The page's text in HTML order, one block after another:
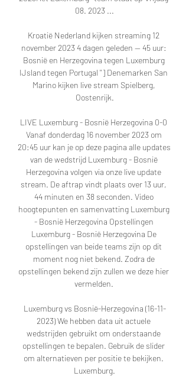
08. 2023 ...
Kroatië Nederland kijken streaming 12
november 2023 4 dagen geleden — 45 uur:
Bosnië en Herzegovina tegen Luxemburg
IJsland tegen Portugal ''] Denemarken San
Marino kijken live stream Spielberg,
Oostenrijk.
LIVE Luxemburg - Bosnië Herzegovina 0-0
Vanaf donderdag 16 november 2023 om
20:45 uur kan je op deze pagina alle updates
van de wedstrijd Luxemburg - Bosnië
Herzegovina volgen via onze live update
stream. De aftrap vindt plaats over 13 uur,
44 minuten en 38 seconden. Video
hoogtepunten en samenvatting Luxemburg
- Bosnië Herzegovina Opstellingen
Luxemburg - Bosnië Herzegovina De
opstellingen van beide teams zijn op dit
moment nog niet bekend. Zodra de
opstellingen bekend zijn zullen we deze hier
vermelden.
Luxemburg vs Bosnië-Herzegovina (16-11-
2023) We hebben data uit actuele
wedstrijden gebruikt om onderstaande
opstellingen te bepalen. Gebruik de slider
om alternatieven per positie te bekijken.
Luxemburg.